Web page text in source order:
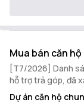
Mua bán căn
[T7/2026] Danh
hỗ trợ trả góp, đã
Dự án căn hộ